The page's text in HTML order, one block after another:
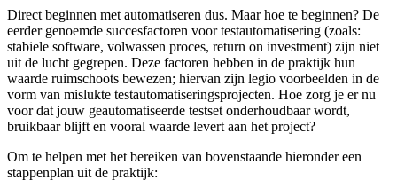
Direct beginnen met automatiseren dus. Maar hoe te beginnen? De
eerder genoemde succesfactoren voor testautomatisering (zoals:
stabiele software, volwassen proces, return on investment) zijn niet
uit de lucht gegrepen. Deze factoren hebben in de praktijk hun
waarde ruimschoots bewezen; hiervan zijn legio voorbeelden in de
vorm van mislukte testautomatiseringsprojecten. Hoe zorg je er nu
voor dat jouw geautomatiseerde testset onderhoudbaar wordt,
bruikbaar blijft en vooral waarde levert aan het project?
Om te helpen met het bereiken van bovenstaande hieronder een
stappenplan uit de praktijk: